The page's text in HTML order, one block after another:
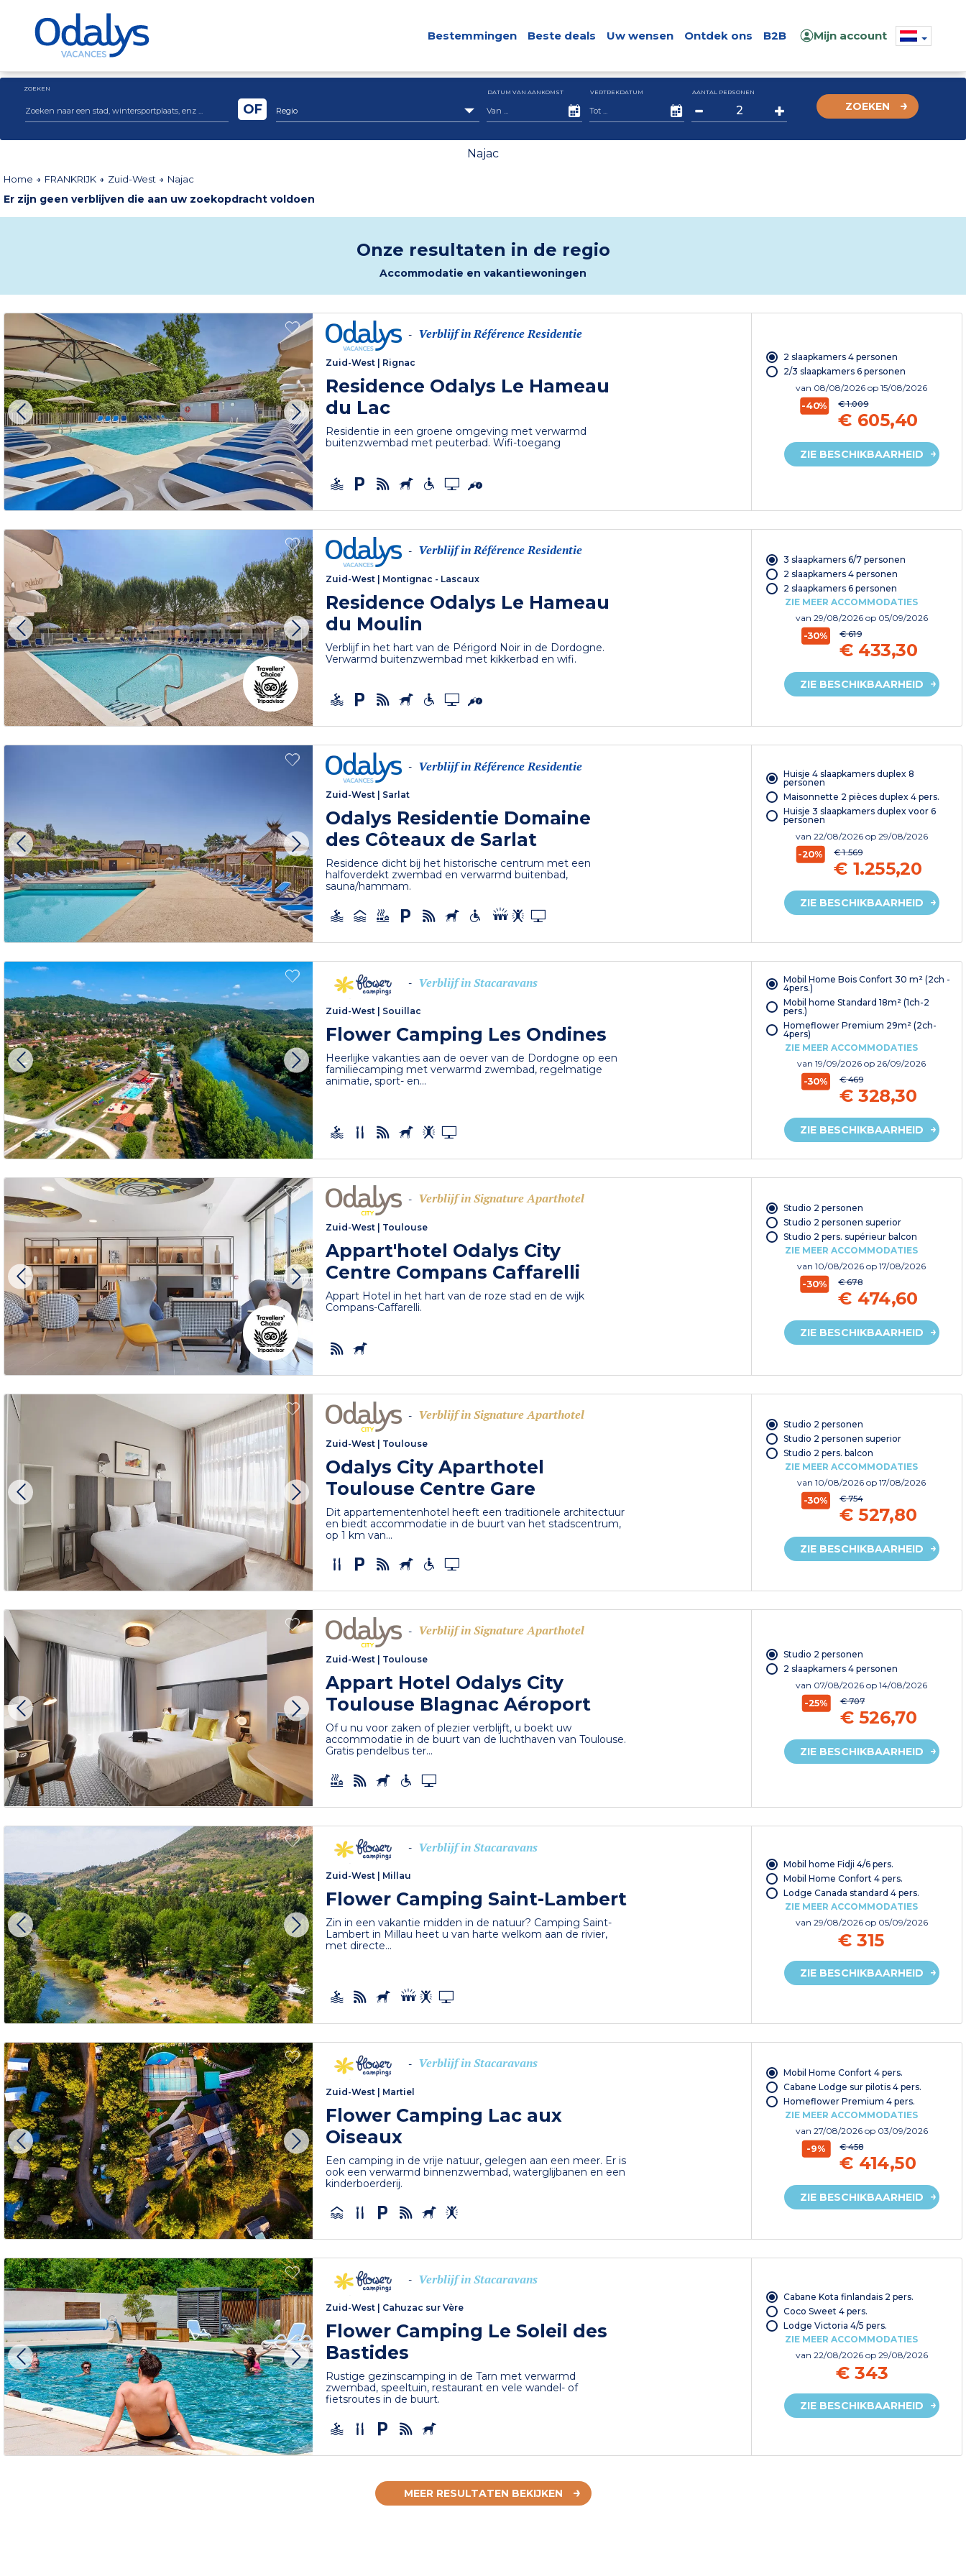
Bestemmingen Beste deals Uw wensen Ontdek ons B2B Mijn account
ZOEKEN
Regio
OF
DATUM VAN AANKOMST VERTREKDATUM AANTAL PERSONEN
ZOEKEN
Najac
Home FRANKRIJK Zuid-West Najac
Er zijn geen verblijven die aan uw zoekopdracht voldoen
Onze resultaten in de regio
Accommodatie en vakantiewoningen
- Verblijf in Référence Residentie
Zuid-West Rignac
Residence Odalys Le Hameau
du Lac
Residentie in een groene omgeving met verwarmd
buitenzwembad met peuterbad. Wifi-toegang
2 slaapkamers 4 personen
2/3 slaapkamers 6 personen
van 08/08/2026op 15/08/2026
-40% € 1.009
€ 605,40
ZIE BESCHIKBAARHEID
- Verblijf in Référence Residentie
Zuid-West | Montignac - Lascaux
Residence Odalys Le Hameau
du Moulin
Verblijf in het hart van de Périgord Noir in de Dordogne.
Verwarmd buitenzwembad met kikkerbad en wifi.
3 slaapkamers 6/7 personen
2 slaapkamers 4 personen
2 slaapkamers 6 personen
ZIE MEER ACCOMMODATIES
van 29/08/2026 op 05/09/2026
-30% € 619
€ 433,30
ZIE BESCHIKBAARHEID
- Verblijf in Référence Residentie
Zuid-West Sarlat
Odalys Residentie Domaine
des Côteaux de Sarlat
Residence dicht bij het historische centrum met een
halfoverdekt zwembad en verwarmd buitenbad,
sauna/hammam.
Huisje 4 slaapkamers duplex 8
personen
Maisonnette 2 pièces duplex 4 pers.
Huisje 3 slaapkamers duplex voor 6
personen
van 22/08/2026 op 29/08/2026
-20% € 1.569
€ 1.255,20
ZIE BESCHIKBAARHEID
- Verblijf in Stacaravans
Zuid-West Souillac
Flower Camping Les Ondines
Heerlijke vakanties aan de oever van de Dordogne op een
familiecamping met verwarmd zwembad, regelmatige
animatie, sport- en...
Mobil Home Bois Confort 30 m² (2ch -
4pers.)
Mobil home Standard 18m² (1ch-2
pers.)
Homeflower Premium 29m² (2ch-
4pers)
ZIE MEER ACCOMMODATIES
van19/09/2026op 26/09/2026
-30% € 469
€ 328,30
ZIE BESCHIKBAARHEID
- Verblijf in Signature Aparthotel
Zuid-West Toulouse
Appart'hotel Odalys City
Centre Compans Caffarelli
Appart Hotel in het hart van de roze stad en de wijk
Compans-Caffarelli.
Studio 2 personen
Studio 2 personen superior
Studio 2 pers. supérieur balcon
ZIE MEER ACCOMMODATIES
van10/08/2026op 17/08/2026
-30% € 678
€ 474,60
ZIE BESCHIKBAARHEID
- Verblijf in Signature Aparthotel
Zuid-West | Toulouse
Odalys City Aparthotel
Toulouse Centre Gare
Dit appartementenhotel heeft een traditionele architectuur
en biedt accommodatie in de buurt van het stadscentrum,
op 1 km van...
Studio 2 personen
Studio 2 personen superior
Studio 2 pers. balcon
ZIE MEER ACCOMMODATIES
van10/08/2026op 17/08/2026
-30% € 754
€ 527,80
ZIE BESCHIKBAARHEID
- Verblijf in Signature Aparthotel
Zuid-West Toulouse
Appart Hotel Odalys City
Toulouse Blagnac Aéroport
Of u nu voor zaken of plezier verblijft, u boekt uw
accommodatie in de buurt van de luchthaven van Toulouse.
Gratis pendelbus ter...
Studio 2 personen
2 slaapkamers 4 personen
van 07/08/2026op 14/08/2026
-25% € 707
€ 526,70
ZIE BESCHIKBAARHEID
- Verblijf in Stacaravans
Zuid-West Millau
Flower Camping Saint-Lambert
Zin in een vakantie midden in de natuur? Camping Saint-
Lambert in Millau heet u van harte welkom aan de rivier,
met directe...
Mobil home Fidji 4/6 pers.
Mobil Home Confort 4 pers.
Lodge Canada standard 4 pers.
ZIE MEER ACCOMMODATIES
van 29/08/2026 op 05/09/2026
€ 315
ZIE BESCHIKBAARHEID
- Verblijf in Stacaravans
Zuid-West Martiel
Flower Camping Lac aux
Oiseaux
Een camping in de vrije natuur, gelegen aan een meer. Er is
ook een verwarmd binnenzwembad, waterglijbanen en een
kinderboerderij.
Mobil Home Confort 4 pers.
Cabane Lodge sur pilotis 4 pers.
Homeflower Premium 4 pers.
ZIE MEER ACCOMMODATIES
van 27/08/2026 op 03/09/2026
-9% € 458
€ 414,50
ZIE BESCHIKBAARHEID
- Verblijf in Stacaravans
Zuid-West Cahuzac sur Vère
Flower Camping Le Soleil des
Bastides
Rustige gezinscamping in de Tarn met verwarmd
zwembad, speeltuin, restaurant en vele wandel- of
fietsroutes in de buurt.
Cabane Kota finlandais 2 pers.
Coco Sweet 4 pers.
Lodge Victoria 4/5 pers.
ZIE MEER ACCOMMODATIES
van 22/08/2026 op 29/08/2026
€ 343
ZIE BESCHIKBAARHEID
MEER RESULTATEN BEKIJKEN